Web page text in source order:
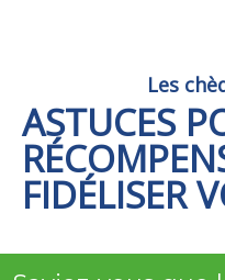
Les
ASTUCES
FIDÉLISER